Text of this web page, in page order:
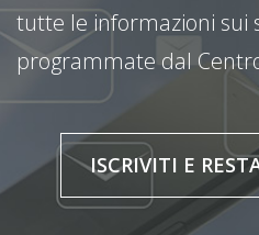
tutte le informazioni sui
programmate dal
ISCRIVITI E